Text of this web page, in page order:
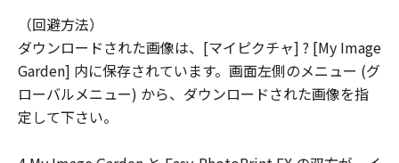
（回避方法）
ダウンロードされた画像は、[マイピクチャ] ? [My Image
Garden] 内に保存されています。画面左側のメニュー (グ
ローバルメニュー) から、ダウンロードされた画像を指
定して下さい。